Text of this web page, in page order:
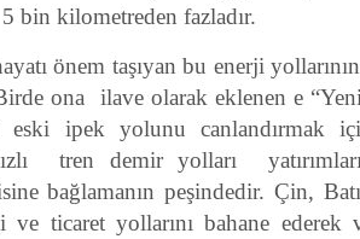
bin kilometreden fazladır.
önem taşıyan bu enerji
ona ilave olarak eklenen e
ipek yolunu canlandırmak için
tren demir yolları
bağlamanın peşindedir. Çin,
ticaret yollarını bahane ederek